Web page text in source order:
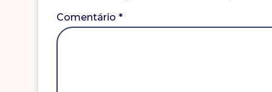
Comentário *